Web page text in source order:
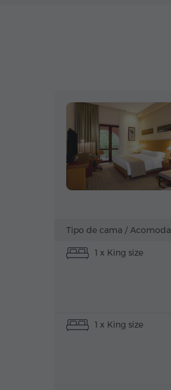
Tipo de cama / Acomoda
1 x King size
1 x King size